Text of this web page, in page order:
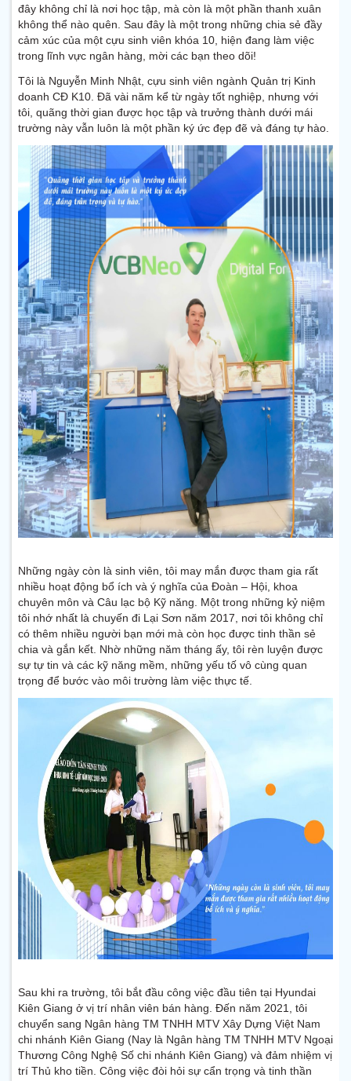
đây không chỉ là nơi học tập, mà còn là một phần thanh xuân
không thể nào quên. Sau đây là một trong những chia sẻ đầy
cảm xúc của một cựu sinh viên khóa 10, hiện đang làm việc
trong lĩnh vực ngân hàng, mời các bạn theo dõi!
Tôi là Nguyễn Minh Nhật, cựu sinh viên ngành Quản trị Kinh
doanh CĐ K10. Đã vài năm kể từ ngày tốt nghiệp, nhưng với
tôi, quãng thời gian được học tập và trưởng thành dưới mái
trường này vẫn luôn là một phần ký ức đẹp đẽ và đáng tự hào.
Những ngày còn là sinh viên, tôi may mắn được tham gia rất
nhiều hoạt động bổ ích và ý nghĩa của Đoàn – Hội, khoa
chuyên môn và Câu lạc bộ Kỹ năng. Một trong những kỷ niệm
tôi nhớ nhất là chuyến đi Lại Sơn năm 2017, nơi tôi không chỉ
có thêm nhiều người bạn mới mà còn học được tinh thần sẻ
chia và gắn kết. Nhờ những năm tháng ấy, tôi rèn luyện được
sự tự tin và các kỹ năng mềm, những yếu tố vô cùng quan
trọng để bước vào môi trường làm việc thực tế.
Sau khi ra trường, tôi bắt đầu công việc đầu tiên tại Hyundai
Kiên Giang ở vị trí nhân viên bán hàng. Đến năm 2021, tôi
chuyển sang Ngân hàng TM TNHH MTV Xây Dựng Việt Nam
chi nhánh Kiên Giang (Nay là Ngân hàng TM TNHH MTV Ngoại
Thương Công Nghệ Số chi nhánh Kiên Giang) và đảm nhiệm vị
trí Thủ kho tiền. Công việc đòi hỏi sự cẩn trọng và tinh thần